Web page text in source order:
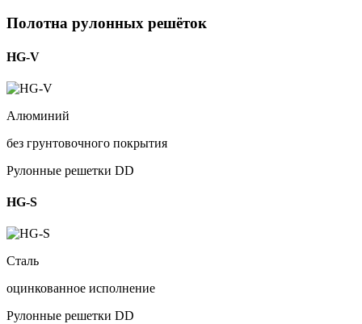
Полотна рулонных решёток
HG-V
Алюминий
без грунтовочного покрытия
Рулонные решетки DD
HG-S
Сталь
оцинкованное исполнение
Рулонные решетки DD